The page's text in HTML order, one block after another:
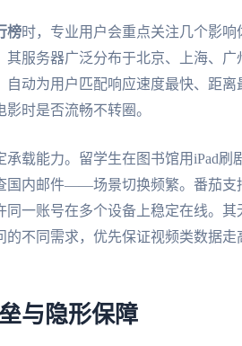
榜时，专业用户会重点关注几个影
其服务器广泛分布于北京、上海、
自动为用户匹配响应速度最快、距
时是否流畅不转圈。
载能力。留学生在图书馆用iPad刷
国内邮件——场景切换频繁。番茄支
同一账号在多个设备上稳定在线。
的不同需求，优先保证视频类数据
与隐形保障